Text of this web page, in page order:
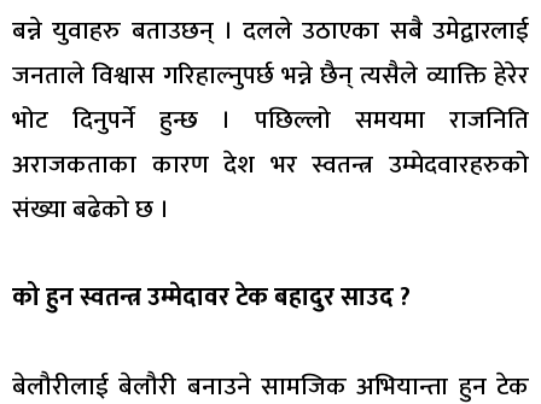
बन्ने युवाहरु बताउछन् । दलले उठाएका सबै उमेद्वारलाई
जनताले विश्वास गरिहाल्नुपर्छ भन्ने छैन् त्यसैले व्याक्ति हेरेर
भोट दिनुपर्ने हुन्छ । पछिल्लो समयमा राजनिति
अराजकताका कारण देश भर स्वतन्त्र उम्मेदवारहरुको
संख्या बढेको छ ।
को हुन स्वतन्त्र उम्मेदावर टेक बहादुर साउद ?
बेलौरीलाई बेलौरी बनाउने सामजिक अभियान्ता हुन टेक